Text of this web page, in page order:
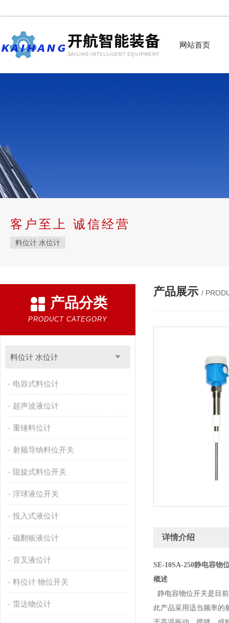
网站首页
客户至上 诚信经营
料位计 水位计
产品分类
PRODUCT CATEGORY
料位计 水位计
电容式料位计
超声波液位计
重锤料位计
射频导纳料位开关
阻旋式料位开关
浮球液位开关
投入式液位计
磁翻板液位计
音叉液位计
料位计 物位开关
雷达物位计
产品展示 /
详情介绍
SE-10SA-250静电容物
概述
静电容物位开关是目
此产品采用适当频率的